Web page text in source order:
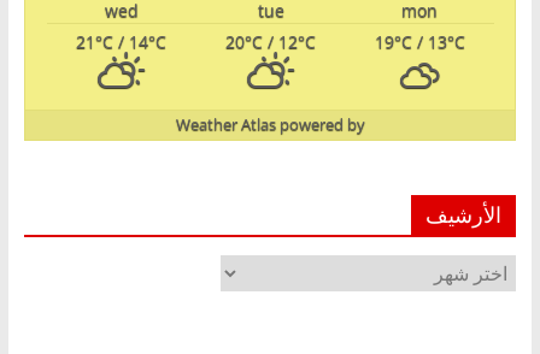
mon
tue
wed
19°C/ 13°C
20°C / 12°C
21°C / 14°C
powered by
Weather Atlas
الأرشيف
الأرشيف